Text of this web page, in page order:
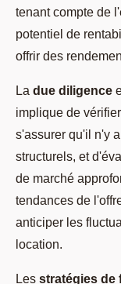
tenant compte de
potentiel de
offrir des
La due diligence
implique de
s'assurer qu'il n'y
structurels, et
de marché
tendances de
anticiper les
location.
Les stratégies de